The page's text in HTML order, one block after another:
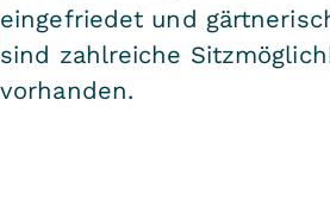
eingefriedet und
sind zahlreiche
vorhanden.